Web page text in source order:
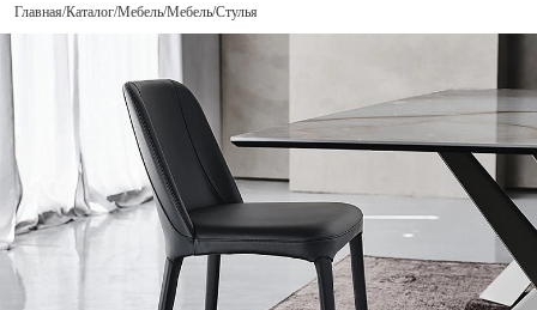
Главная Каталог Мебель Мебель Стулья